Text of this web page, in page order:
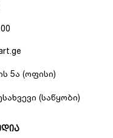
5ა (ოფისი)
(საწყობი)